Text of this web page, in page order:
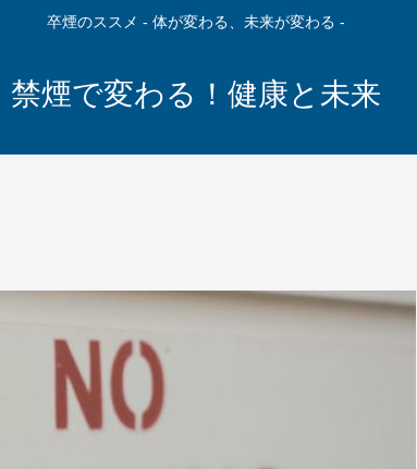
卒煙のススメ - 体が変わる、未来が変わる -
禁煙で変わる！健康と未来